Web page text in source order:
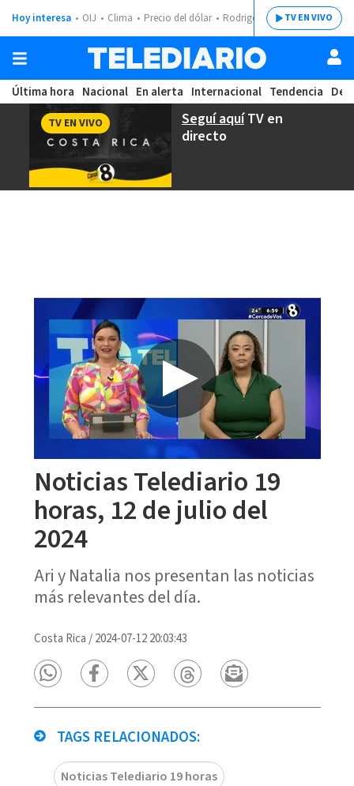
Hoy interesa OIJ Clima Precio del dólar Rodrigo ChavesTV EN VIVO
Última hora Nacional En alerta Internacional Tendencia
Seguí aquíTV en
directo
TV EN VIVO
Noticias Telediario 19
horas, 12 de julio del
2024
Ari y Natalia nos presentan las noticias
más relevantes del día.
Costa Rica /2024-07-12 20:03:43
TAGS RELACIONADOS:
Noticias Telediario 19 horas